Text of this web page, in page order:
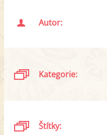
Autor:
Kategorie:
Štítky: